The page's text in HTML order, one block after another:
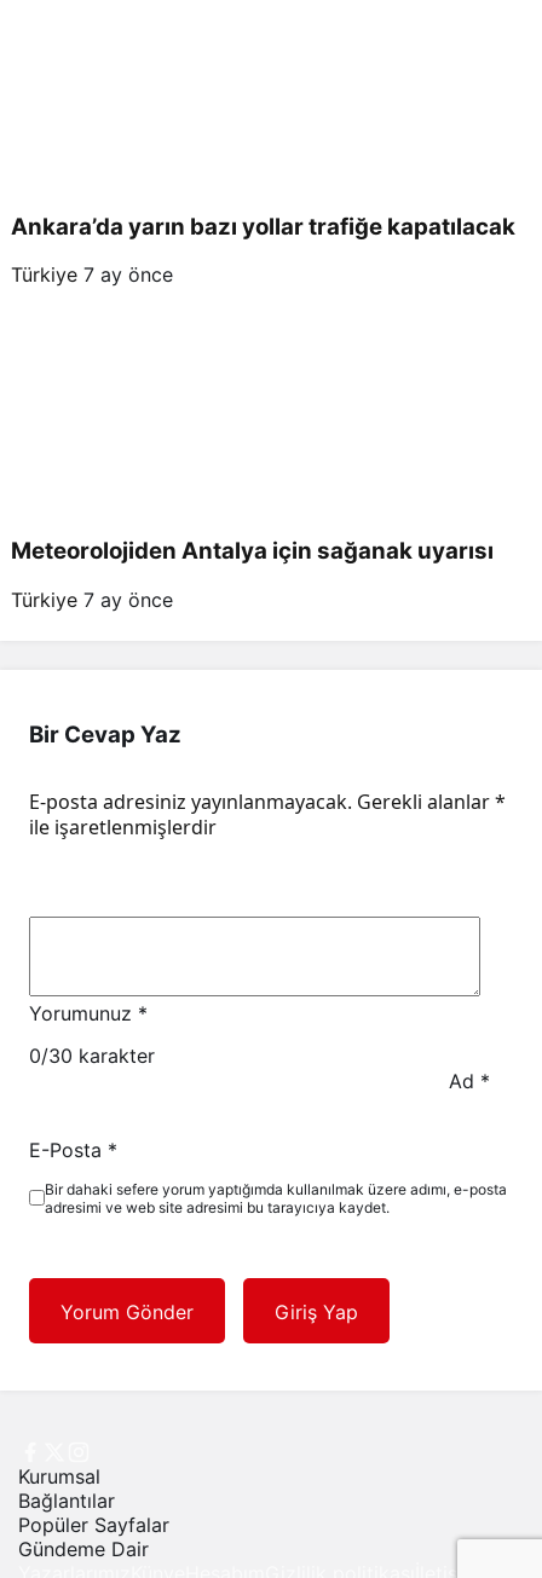
Ankara’da yarın bazı yollar trafiğe kapatılacak
Türkiye 7 ay önce
Meteorolojiden Antalya için sağanak uyarısı
Türkiye 7 ay önce
Bir Cevap Yaz
E-posta adresiniz yayınlanmayacak. Gerekli alanlar*
ile işaretlenmişlerdir
Yorumunuz *
0/30 karakter
Ad *
E-Posta *
Bir dahaki sefere yorum yaptığımda kullanılmak üzere adımı, e-posta
adresimi ve web site adresimi bu tarayıcıya kaydet.
Yorum Gönder Giriş Yap
Kurumsal
Bağlantılar
Popüler Sayfalar
Gündeme Dair